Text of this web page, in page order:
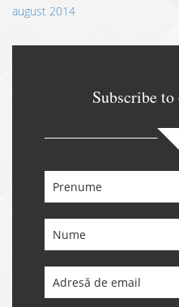
august 2014
Subscribe